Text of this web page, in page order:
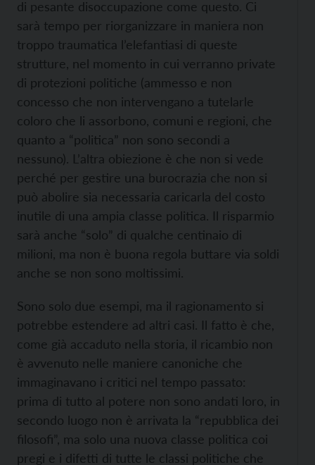
di pesante disoccupazione come questo. Ci
sarà tempo per riorganizzare in maniera non
troppo traumatica l’elefantiasi di queste
strutture, nel momento in cui verranno private
di protezioni politiche (ammesso e non
concesso che non intervengano a tutelarle
coloro che li assorbono, comuni e regioni, che
quanto a “politica” non sono secondi a
nessuno). L’altra obiezione è che non si vede
perché per gestire una burocrazia che non si
può abolire sia necessaria caricarla del costo
inutile di una ampia classe politica. Il risparmio
sarà anche “solo” di qualche centinaio di
milioni, ma non è buona regola buttare via soldi
anche se non sono moltissimi.
Sono solo due esempi, ma il ragionamento si
potrebbe estendere ad altri casi. Il fatto è che,
come già accaduto nella storia, il ricambio non
è avvenuto nelle maniere canoniche che
immaginavano i critici nel tempo passato:
prima di tutto al potere non sono andati loro, in
secondo luogo non è arrivata la “repubblica dei
filosofi”, ma solo una nuova classe politica coi
pregi e i difetti di tutte le classi politiche che